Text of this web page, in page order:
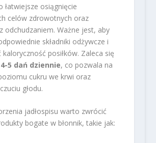
łatwiejsze osiągnięcie
celów zdrowotnych oraz
odchudzaniem. Ważne jest, aby
składniki odżywcze i
posiłków. Zaleca się
4-5 dań dziennie, co pozwala na
cukru we krwi oraz
głodu.
jadłospisu warto zwrócić
bogate w błonnik, takie jak: